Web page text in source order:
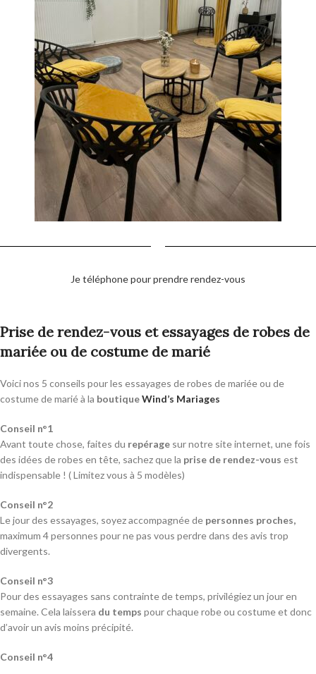
Je téléphone pour prendre rendez-vous
Prise de rendez-vous et essayages de robes de
mariée ou de costume de marié
Voici nos 5 conseils pour les essayages de robes de mariée ou de
costume de marié à la boutiqueWind’s Mariages
Conseil n°1
Avant toute chose, faites du repérage sur notre site internet, une fois
des idées de robes en tête, sachez que la prise de rendez-vous est
indispensable ! ( Limitez vous à 5 modèles)
Conseil n°2
Le jour des essayages, soyez accompagnée de personnes proches,
maximum 4 personnes pour ne pas vous perdre dans des avis trop
divergents.
Conseil n°3
Pour des essayages sans contrainte de temps, privilégiez un jour en
semaine. Cela laissera du temps pour chaque robe ou costume et donc
d’avoir un avis moins précipité.
Conseil n°4